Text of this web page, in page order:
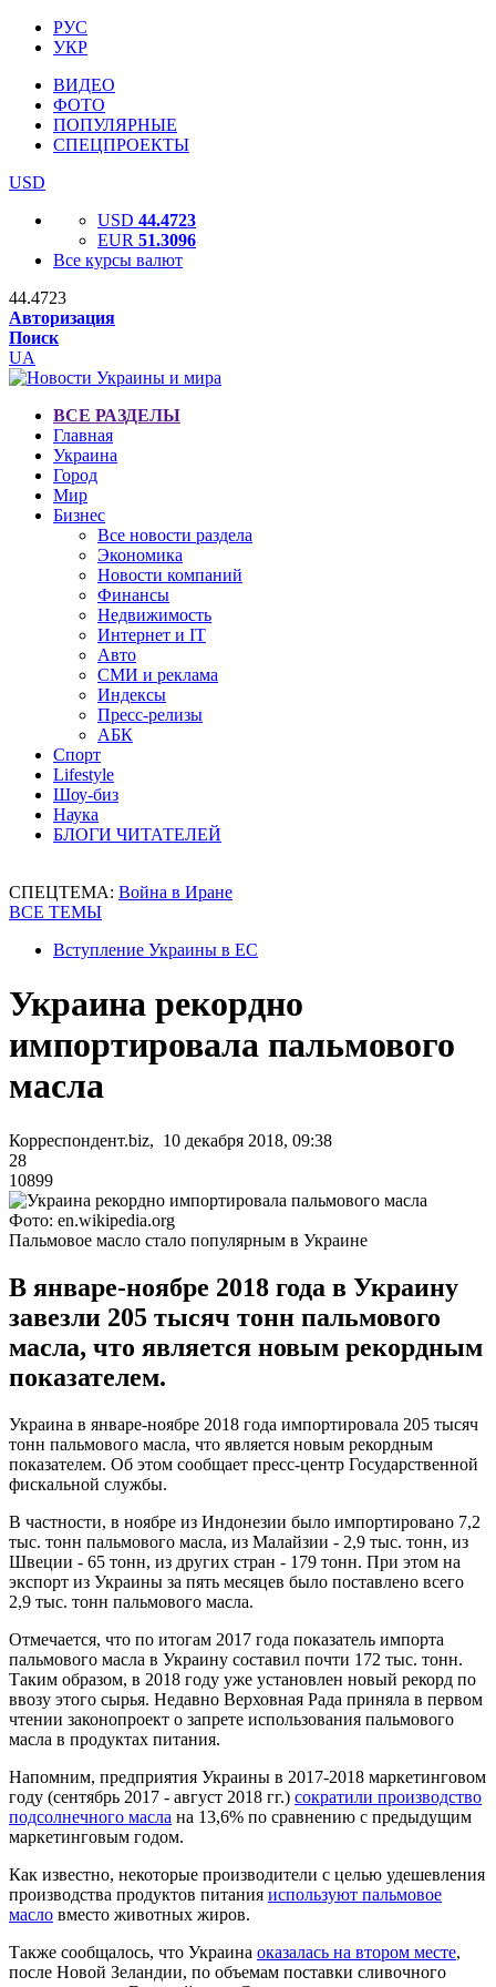
РУС
УКР
ВИДЕО
ФОТО
ПОПУЛЯРНЫЕ
СПЕЦПРОЕКТЫ
USD
USD 44.4723
EUR 51.3096
Все курсы валют
44.4723
Авторизация
Поиск
UA
ВСЕ РАЗДЕЛЫ
Главная
Украина
Город
Мир
Бизнес
Все новости раздела
Экономика
Новости компаний
Финансы
Недвижимость
Интернет и IT
Авто
СМИ и реклама
Индексы
Пресс-релизы
АБК
Спорт
Lifestyle
Шоу-биз
Наука
БЛОГИ ЧИТАТЕЛЕЙ
СПЕЦТЕМА: Война в Иране
ВСЕ ТЕМЫ
Вступление Украины в ЕС
Украина рекордно
импортировала пальмового
масла
Корреспондент.biz, 10 декабря 2018, 09:38
28
10899
Фото: en.wikipedia.org
Пальмовое масло стало популярным в Украине
В январе-ноябре 2018 года в Украину
завезли 205 тысяч тонн пальмового
масла, что является новым рекордным
показателем.
Украина в январе-ноябре 2018 года импортировала 205 тысяч
тонн пальмового масла, что является новым рекордным
показателем. Об этом сообщает пресс-центр Государственной
фискальной службы.
В частности, в ноябре из Индонезии было импортировано 7,2
тыс. тонн пальмового масла, из Малайзии - 2,9 тыс. тонн, из
Швеции - 65 тонн, из других стран - 179 тонн. При этом на
экспорт из Украины за пять месяцев было поставлено всего
2,9 тыс. тонн пальмового масла.
Отмечается, что по итогам 2017 года показатель импорта
пальмового масла в Украину составил почти 172 тыс. тонн.
Таким образом, в 2018 году уже установлен новый рекорд по
ввозу этого сырья. Недавно Верховная Рада приняла в первом
чтении законопроект о запрете использования пальмового
масла в продуктах питания.
Напомним, предприятия Украины в 2017-2018 маркетинговом
году (сентябрь 2017 - август 2018 гг.) сократили производство
подсолнечного масла на 13,6% по сравнению с предыдущим
маркетинговым годом.
Как известно, некоторые производители с целью удешевления
производства продуктов питания используют пальмовое
масло вместо животных жиров.
Также сообщалось, что Украина оказалась на втором месте,
после Новой Зеландии, по объемам поставки сливочного